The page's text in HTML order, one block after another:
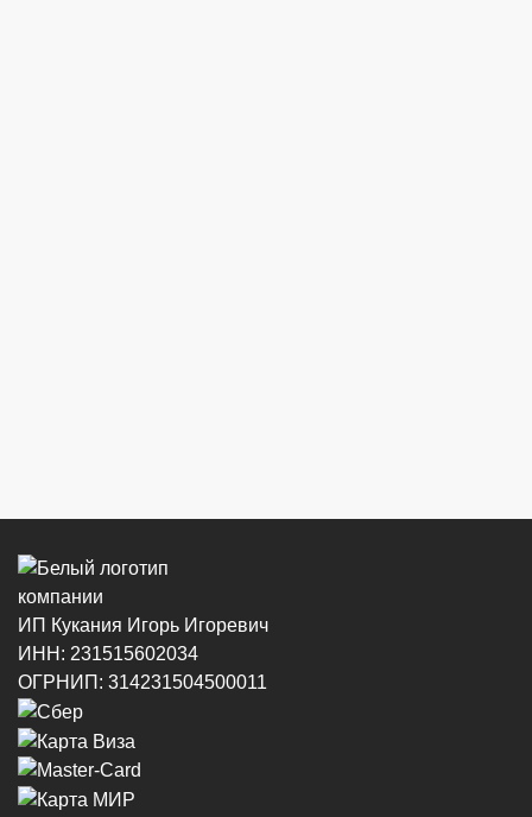
г. Новороссийск, ул. Котанова, 4
8 (964) 914-44-74 (с 9:00 до 20:00)
ИП Кукания Игорь Игоревич
ИНН: 231515602034
ОГРНИП: 314231504500011